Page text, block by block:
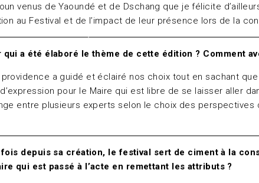
venus de Yaoundé et de Dschang que je félicite
au Festival et de l’impact de leur présence lors de la
qui a été élaboré le thème de cette édition ? Comment
providence a guidé et éclairé nos choix tout en sachant
pour le Maire qui est libre de se laisser aller
entre plusieurs experts selon le choix des
depuis sa création, le festival sert de ciment à la
qui est passé à l’acte en remettant les attributs ?